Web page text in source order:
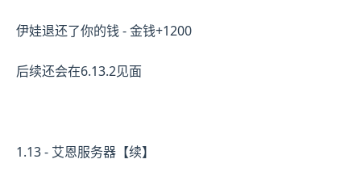
伊娃退还了你的钱 - 金钱+1200
后续还会在6.13.2见面
1.13 - 艾恩服务器【续】